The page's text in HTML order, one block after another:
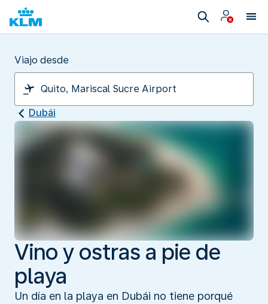
Viajo desde
Dubái
Vino y ostras a pie de
playa
Un día en la playa en Dubái no tiene porqué